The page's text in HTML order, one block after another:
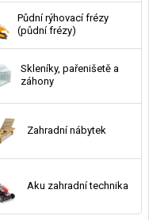
Půdní rýhovací frézy
(půdní frézy)
Skleníky, pařenišetě a
záhony
Zahradní nábytek
Aku zahradní technika